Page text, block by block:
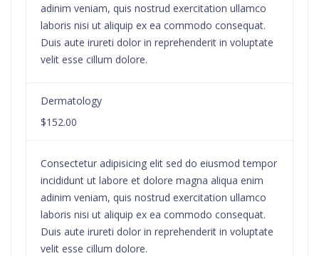
adinim veniam, quis nostrud exercitation ullamco
laboris nisi ut aliquip ex ea commodo consequat.
Duis aute irureti dolor in reprehenderit in voluptate
velit esse cillum dolore.
Dermatology
$152.00
Consectetur adipisicing elit sed do eiusmod tempor
incididunt ut labore et dolore magna aliqua enim
adinim veniam, quis nostrud exercitation ullamco
laboris nisi ut aliquip ex ea commodo consequat.
Duis aute irureti dolor in reprehenderit in voluptate
velit esse cillum dolore.